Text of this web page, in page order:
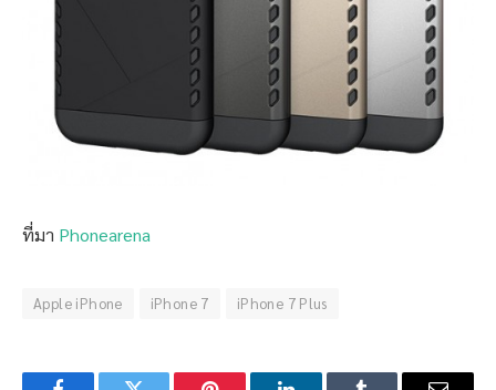
ที่มา Phonearena
Apple iPhone iPhone 7 iPhone 7 Plus